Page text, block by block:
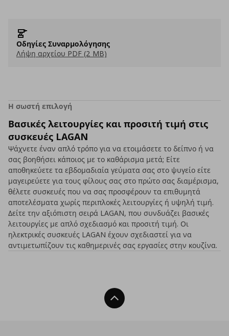
Οδηγίες Συναρμολόγησης
Λήψη αρχείου PDF (2 MB)
Η σωστή επιλογή
Βασικές λειτουργίες και προσιτή τιμή στις
συσκευές LAGAN
Ψάχνετε έναν απλό τρόπο για να ετοιμάσετε το δείπνο ή να
σας βοηθήσει κάποιος με το καθάρισμα μετά; Είτε
αποθηκεύετε τα εβδομαδιαία γεύματα σας στο ψυγείο είτε
μαγειρεύετε για τους φίλους σας στο πρώτο σας διαμέρισμα,
θέλετε συσκευές που να σας προσφέρουν τα επιθυμητά
αποτελέσματα χωρίς περιπλοκές λειτουργίες ή υψηλή τιμή.
Δείτε την αξιόπιστη σειρά LAGAN, που συνδυάζει βασικές
λειτουργίες με απλό σχεδιασμό και προσιτή τιμή. Οι
ηλεκτρικές συσκευές LAGAN έχουν σχεδιαστεί για να
αντιμετωπίζουν τις καθημερινές σας εργασίες στην κουζίνα.
Back To Top